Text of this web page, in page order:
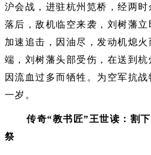
沪会战，进驻杭州笕桥，经两
落后，敌机临空来袭，刘树藩
加速追击，因油尽，发动机熄
端，刘树藩头部受伤，在送到杭
因流血过多而牺牲。为空军抗
一岁。
传奇“教书匠”王世读：割
祭